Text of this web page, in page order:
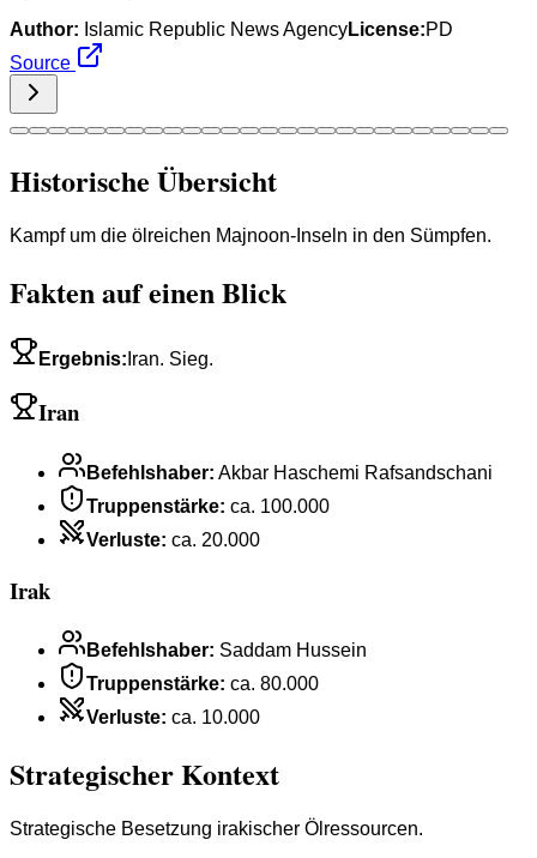
Author: Islamic Republic News AgencyLicense:PD
Source
Historische Übersicht
Kampf um die ölreichen Majnoon-Inseln in den Sümpfen.
Fakten auf einen Blick
Ergebnis: Iran. Sieg.
Iran
Befehlshaber: Akbar Haschemi Rafsandschani
Truppenstärke: ca. 100.000
Verluste: ca. 20.000
Irak
Befehlshaber: Saddam Hussein
Truppenstärke: ca. 80.000
Verluste: ca. 10.000
Strategischer Kontext
Strategische Besetzung irakischer Ölressourcen.